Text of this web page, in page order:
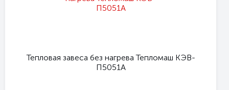
Тепловая завеса без нагрева Тепломаш КЭВ-
П5051А